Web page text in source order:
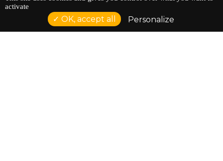
activate
OK, accept all Personalize